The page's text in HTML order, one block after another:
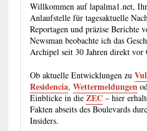
Willkommen auf lapalma1.net,
Anlaufstelle für tagesaktuelle
Reportagen und präzise Berichte
Newsman beobachte ich das
Archipel seit 30 Jahren direkt vor
Ob aktuelle Entwicklungen zu
Residencia, Wettermeldungen
Einblicke in die ZEC– hier
Fakten abseits des Boulevards
Insiders.